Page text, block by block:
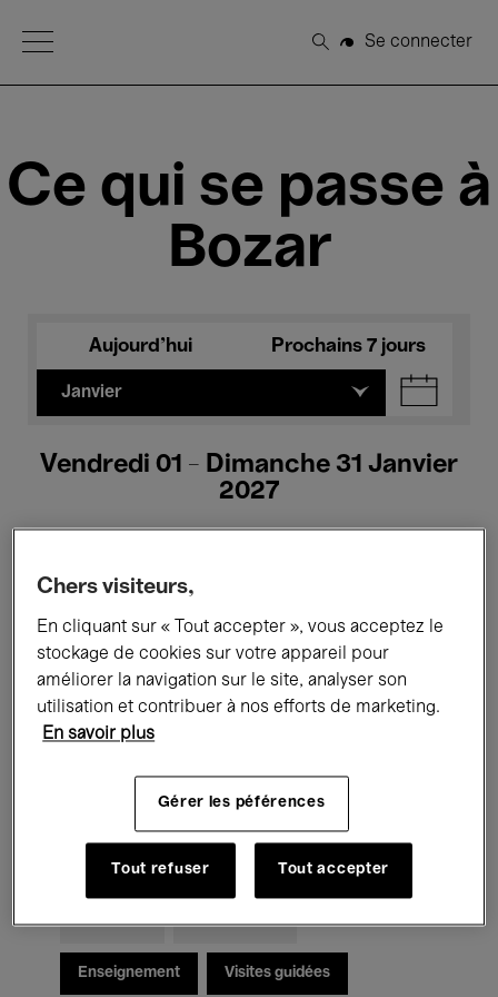
Open Menu
Rechercher
Se connecter
Ce qui se passe à
Bozar
Aujourd'hui Prochains 7 jours
Janvier
Vendredi 01 - Dimanche 31 Janvier
2027
Tous les événements Concerts
Expositions Films Performances
Rencontres & Débats
Musique classique Global Music
Musique électronique
Pour tous Kids’ Palace
Enseignement Visites guidées
Chers visiteurs,
En cliquant sur « Tout accepter », vous acceptez le
stockage de cookies sur votre appareil pour
améliorer la navigation sur le site, analyser son
utilisation et contribuer à nos efforts de marketing.
En savoir plus
Gérer les péférences
Tout refuser Tout accepter